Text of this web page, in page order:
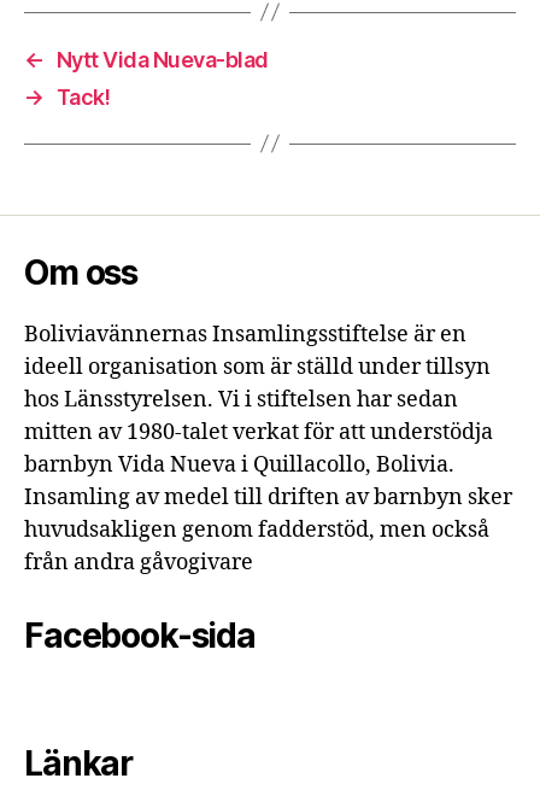
←
Nytt Vida Nueva-blad
→
Tack!
Om oss
Boliviavännernas Insamlingsstiftelse är en
ideell organisation som är ställd under tillsyn
hos Länsstyrelsen. Vi i stiftelsen har sedan
mitten av 1980-talet verkat för att understödja
barnbyn Vida Nueva i Quillacollo, Bolivia.
Insamling av medel till driften av barnbyn sker
huvudsakligen genom fadderstöd, men också
från andra gåvogivare
Facebook-sida
Länkar